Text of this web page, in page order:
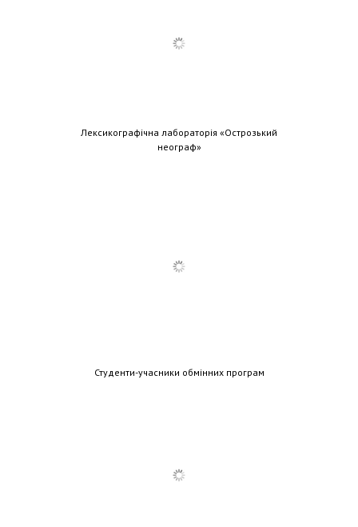
Лексикографічна лабораторія «Острозький
неограф»
Студенти-учасники обмінних програм